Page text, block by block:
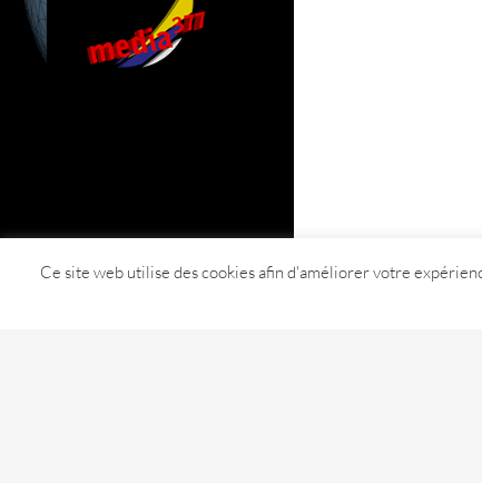
Ce site web utilise des cookies afin d'améliorer votre